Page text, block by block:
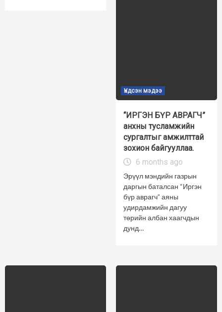
Үндсэн мэдээ
“ИРГЭН БҮР АВРАГЧ”
анхны тусламжийн
сургалтыг амжилттай
зохион байгууллаа.
6 months ago
Эрүүл мэндийн газрын
даргын баталсан “Иргэн
бүр аврагч” аяны
удирдамжийн дагуу
төрийн албан хаагчдын
дунд…